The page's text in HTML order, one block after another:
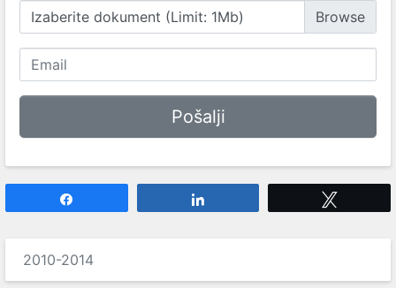
Izaberite dokument (Limit: 1Mb)
2010-2014